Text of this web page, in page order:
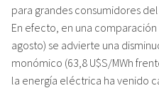
para grandes consumidores
En efecto, en una
agosto) se advierte una
monómico (63,8 U$S/MWh
la energía eléctrica ha venido